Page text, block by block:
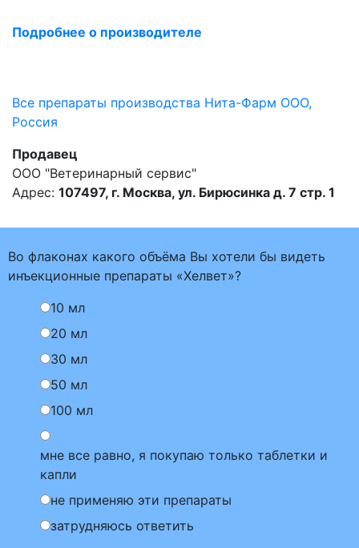
Подробнее о производителе
Все препараты производства Нита-Фарм ООО,
Россия
Продавец
ООО "Ветеринарный сервис"
Адрес: 107497, г. Москва, ул. Бирюсинка д. 7 стр. 1
Во флаконах какого объёма Вы хотели бы видеть
инъекционные препараты «Хелвет»?
10 мл
20 мл
30 мл
50 мл
100 мл
мне все равно, я покупаю только таблетки и
капли
не применяю эти препараты
затрудняюсь ответить